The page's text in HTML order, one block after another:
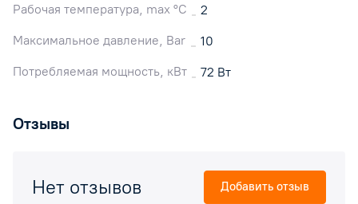
Рабочая температура, max °C
2
Максимальное давление, Bar
10
Потребляемая мощность, кВт
72 Вт
Отзывы
Нет отзывов Добавить отзыв